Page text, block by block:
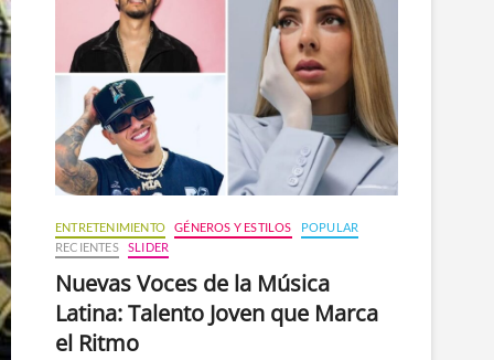
n
ú
ENTRETENIMIENTO GÉNEROS Y ESTILOS
POPULAR
RECIENTES
SLIDER
Nuevas Voces de la Música
Latina: Talento Joven que Marca
el Ritmo